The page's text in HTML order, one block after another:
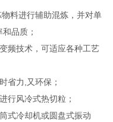
料进行辅助混炼，并对单
品质；
频技术，可适应各种工艺
省力,又环保；
行风冷式热切粒；
式冷却机或圆盘式振动